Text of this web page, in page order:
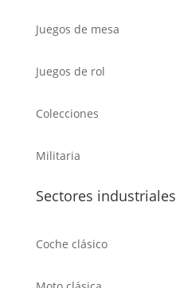
Juegos de mesa
Juegos de rol
Colecciones
Militaria
Sectores industriales
Coche clásico